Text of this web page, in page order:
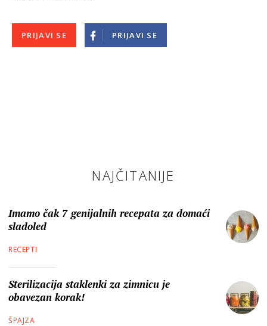
PRIJAVI SE PRIJAVI SE
NAJČITANIJE
Imamo čak 7 genijalnih recepata za domaći
sladoled
RECEPTI
Sterilizacija staklenki za zimnicu je
obavezan korak!
ŠPAJZA